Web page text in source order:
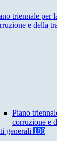
triennale per
e della
Piano
corruzione e
generali 188